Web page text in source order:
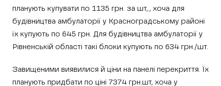
планують купувати по 1135 грн. за шт,., хоча для
будівництва амбулаторії у Красноградському районі
їх купують по 645 грн. Для будівництва амбулаторії у
Рівненській області такі блоки купують по 634 грн./шт.
Завищеними виявилися й ціни на панелі перекриття. Їх
планують придбати по ціні 7374 грн.шт, хоча у